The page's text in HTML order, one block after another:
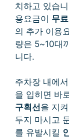
치하고 있습
용요금이 무료
의 추가 이용
량은 5~10대
니다.
주차장 내에
을 입히면 바
구획선을 지
두지 마시고
를 유발시킬